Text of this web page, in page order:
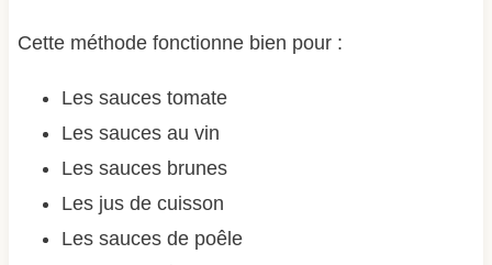
Cette méthode fonctionne bien pour :
Les sauces tomate
Les sauces au vin
Les sauces brunes
Les jus de cuisson
Les sauces de poêle